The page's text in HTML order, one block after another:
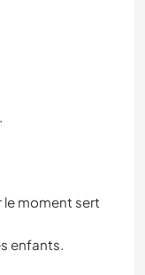
le moment sert
enfants.